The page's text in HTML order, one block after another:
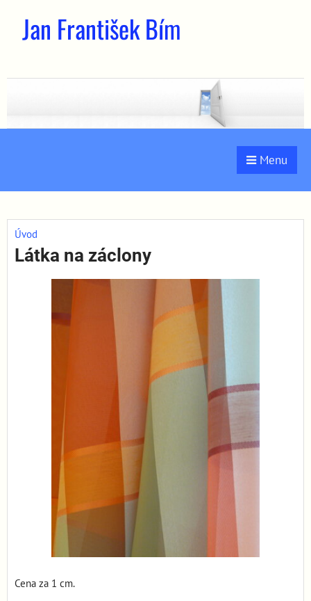
Jan František Bím
Menu
Úvod
Látka na záclony
Cena za 1 cm.